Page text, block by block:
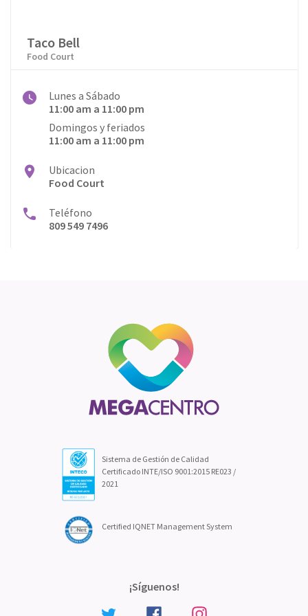
Taco Bell
Food Court
Lunes a Sábado
11:00 am a 11:00 pm
Domingos y feriados
11:00 am a 11:00 pm
Ubicacion
Food Court
Teléfono
809 549 7496
Sistema de Gestión de Calidad
Certificado INTE/ISO 9001:2015 RE023 /
2021
Certified IQNET Management System
¡Síguenos!